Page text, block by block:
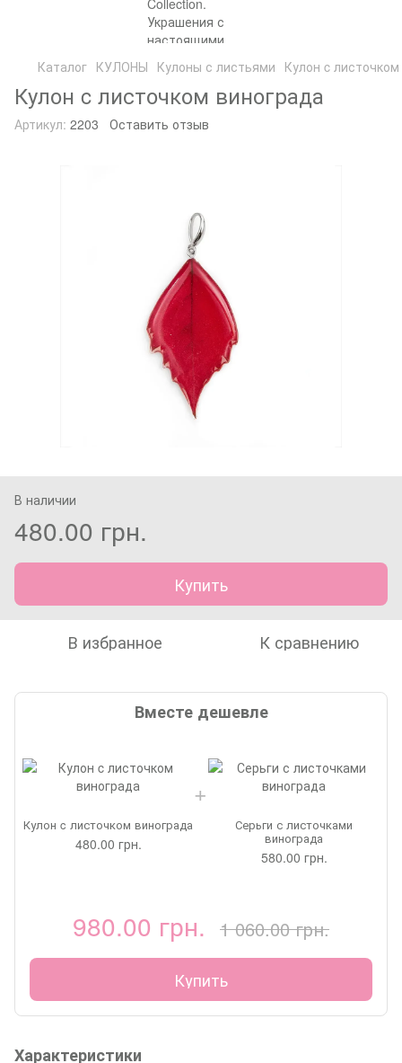
Каталог КУЛОНЫ Кулоны с листьями Кулон c
Кулон c листочком винограда
Артикул: 2203 Оставить отзыв
В наличии
480.00 грн.
Купить
В избранное К сравнению
Вместе дешевле
Кулон c листочком винограда
480.00 грн.
Серьги с листочками
винограда
580.00 грн.
980.00 грн. 1 060.00 грн.
Купить
Характеристики